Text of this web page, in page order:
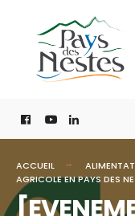
ACCUEIL
AGRICOLE EN PAYS DES